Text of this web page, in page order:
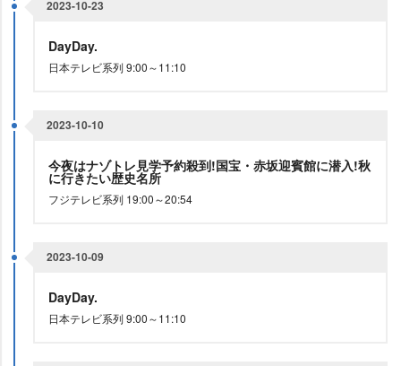
2023-10-23
DayDay.
日本テレビ系列 9:00～11:10
2023-10-10
今夜はナゾトレ見学予約殺到!国宝・赤坂迎賓館に潜入!秋
に行きたい歴史名所
フジテレビ系列 19:00～20:54
2023-10-09
DayDay.
日本テレビ系列 9:00～11:10